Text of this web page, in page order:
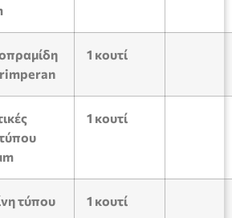
1 κουτί
1 κουτί
τύπου
1 κουτί